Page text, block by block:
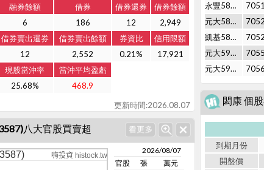
融券餘額 借券 借券還券
借券餘額
6 186 12
2,949
借券賣出還券 借券賣出餘額 券資比
信用限額
12 2,552 0.21%
17,921
現股當沖率
當沖平均盈虧
25.68%
468.9
更新時間:2026.08.07
八大官股買賣超
嗨投資 histock.tw
2026/08/07
官股
張
萬元
永豐58購01
元大58購02
凱基58購02
元大59購01
元大59購02
閎康 個
到期月份
開盤價